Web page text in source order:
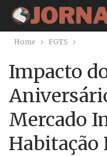
Home FGTS
Impacto
Mercado
Habitação